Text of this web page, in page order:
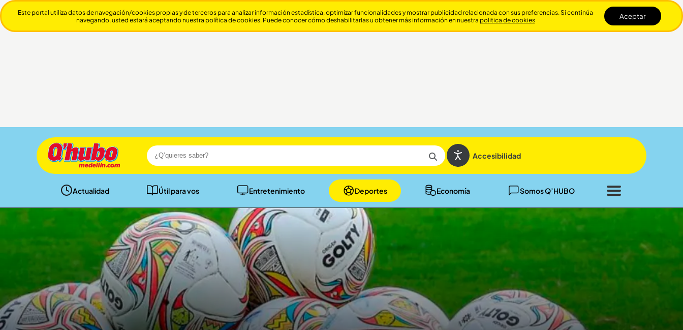
Accesibilidad
Actualidad Útil para vos Entretenimiento Deportes Economía Somos Q’HUBO
Cerrar
Este portal utiliza datos de navegación/cookies propias y de terceros para analizar información estadística, optimizar funcionalidades y mostrar publicidad relacionada con sus preferencias. Si continúa
navegando, usted estará aceptando nuestra política de cookies. Puede conocer cómo deshabilitarlas u obtener más información en nuestra politica de cookies Aceptar